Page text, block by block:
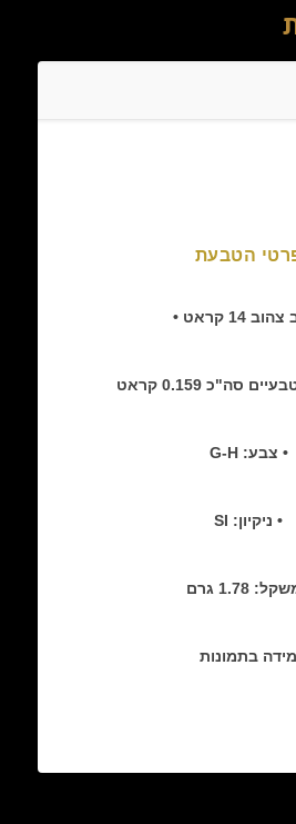
הטבעת
14 קראט •
• צבע: G-H
• ניקיון: SI
1.78 גרם
מידה בתמונות